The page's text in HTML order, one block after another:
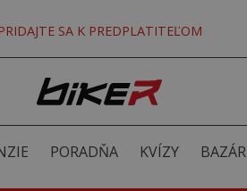
PRIDAJTE SA K PREDPLATITEĽOM
PORADŇA KVÍZY BAZÁR